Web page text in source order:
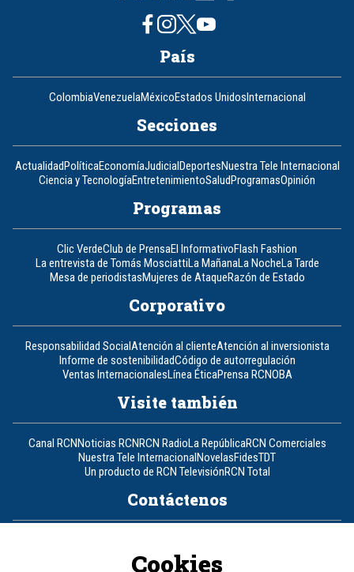
País
ColombiaVenezuelaMéxicoEstados UnidosInternacional
Secciones
ActualidadPolíticaEconomíaJudicialDeportesNuestra Tele Internacional
Ciencia y TecnologíaEntretenimientoSaludProgramasOpinión
Programas
Clic VerdeClub de PrensaEl InformativoFlash Fashion
La entrevista de Tomás MosciattiLa MañanaLa NocheLa Tarde
Mesa de periodistasMujeres de AtaqueRazón de Estado
Corporativo
Responsabilidad SocialAtención al clienteAtención al inversionista
Informe de sostenibilidadCódigo de autorregulación
Ventas InternacionalesLínea ÉticaPrensa RCNOBA
Visite también
Canal RCNNoticias RCNRCN RadioLa RepúblicaRCN Comerciales
Nuestra Tele InternacionalNovelasFidesTDT
Un producto de RCN TelevisiónRCN Total
Contáctenos
Cookies